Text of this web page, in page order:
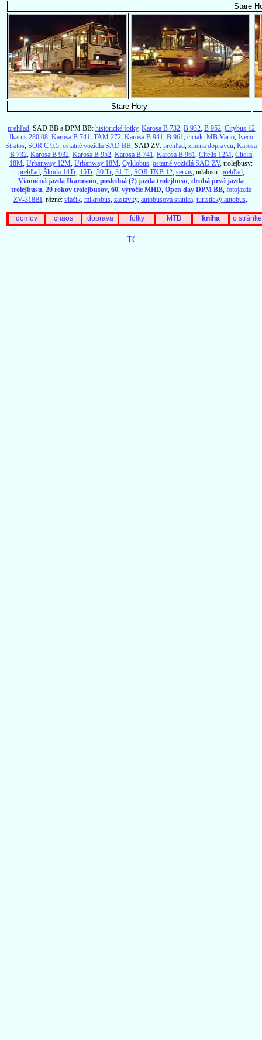
Stare
Stare Hory
prehľad , SAD BB a DPM BB: historické fotky, Karosa B 732 B 932 B 952 Citybus 12
Ikarus 280.08, Karosa B 741 TAM 272, Karosa B 941 B 961 ciciak, MB Vario, Iveco
Stratos SOR C 9.5 ostatné vozidlá SAD BB , SAD ZV: prehľad zmena dopravcu Karosa
B 732, Karosa B 932, Karosa B 952, Karosa B 741 Karosa B 961 Citelis 12M Citelis
18M Urbanway 12M Urbanway 18M Cyklobus ostatné vozidlá SAD ZV, trolejbusy:
prehľad, Škoda 14Tr, 15Tr, 30 Tr, 31 Tr, SOR TNB 12, servis, udalosti: prehľad,
Vianočná jazda Ikarusom posledná (?) jazda trolejbusu druhá prvá jazda
trolejbusu 20 rokov trolejbusov, 60. výročie MHD Open day DPM BB, fotojazda
ZV-318BI, rôzne: vláčik, mikrobus, zastávky, autobusová stanica, turistický autobus,
domov chaos doprava fotky MTB kniha o stránke